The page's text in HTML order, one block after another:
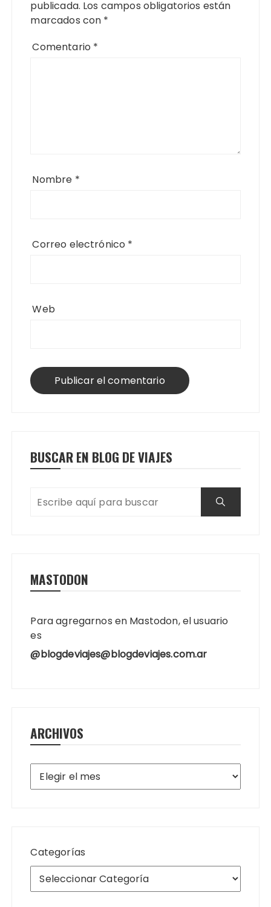
publicada. Los campos obligatorios están
marcados con *
Comentario *
Nombre *
Correo electrónico *
Web
BUSCAR EN BLOG DE VIAJES
MASTODON
Para agregarnos en Mastodon, el usuario
es
@blogdeviajes@blogdeviajes.com.ar
ARCHIVOS
Archivos
Categorías